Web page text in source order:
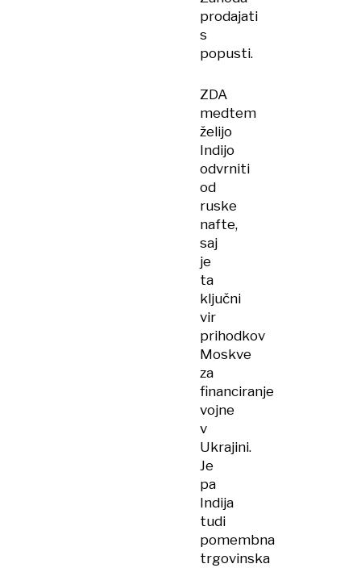
prodajati
s
popusti.
ZDA
medtem
želijo
Indijo
odvrniti
od
ruske
nafte,
saj
je
ta
ključni
vir
prihodkov
Moskve
za
financiranje
vojne
v
Ukrajini.
Je
pa
Indija
tudi
pomembna
trgovinska